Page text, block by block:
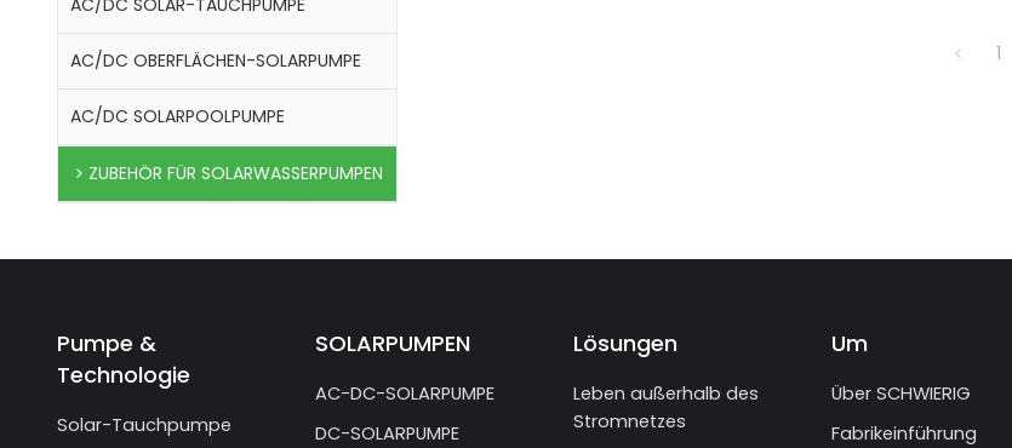
AC/DC OBERFLÄCHEN-SOLARPUMPE
AC/DC SOLARPOOLPUMPE
ZUBEHÖR FÜR SOLARWASSERPUMPEN
1
Pumpe &
Technologie
Solar-Tauchpumpe
SOLARPUMPEN
AC-DC-SOLARPUMPE
DC-SOLARPUMPE
Lösungen
Leben außerhalb des
Stromnetzes
Um
Über SCHWIERIG
Fabrikeinführung